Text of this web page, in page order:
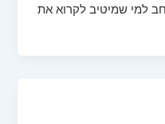
למי שמיטיב לקרוא את